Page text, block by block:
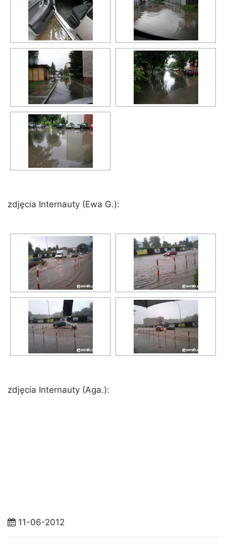
zdjęcia Internauty (Ewa G.):
zdjęcia Internauty (Aga.):
11-06-2012